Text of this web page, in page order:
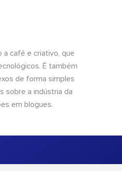
a café e criativo, que
É também
de forma simples
sobre a indústria da
em blogues.